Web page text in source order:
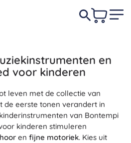
en
voor kinderen
leven met de collectie van
de eerste tonen verandert in
van Bontempi
kinderen stimuleren
en fijne motoriek. Kies uit